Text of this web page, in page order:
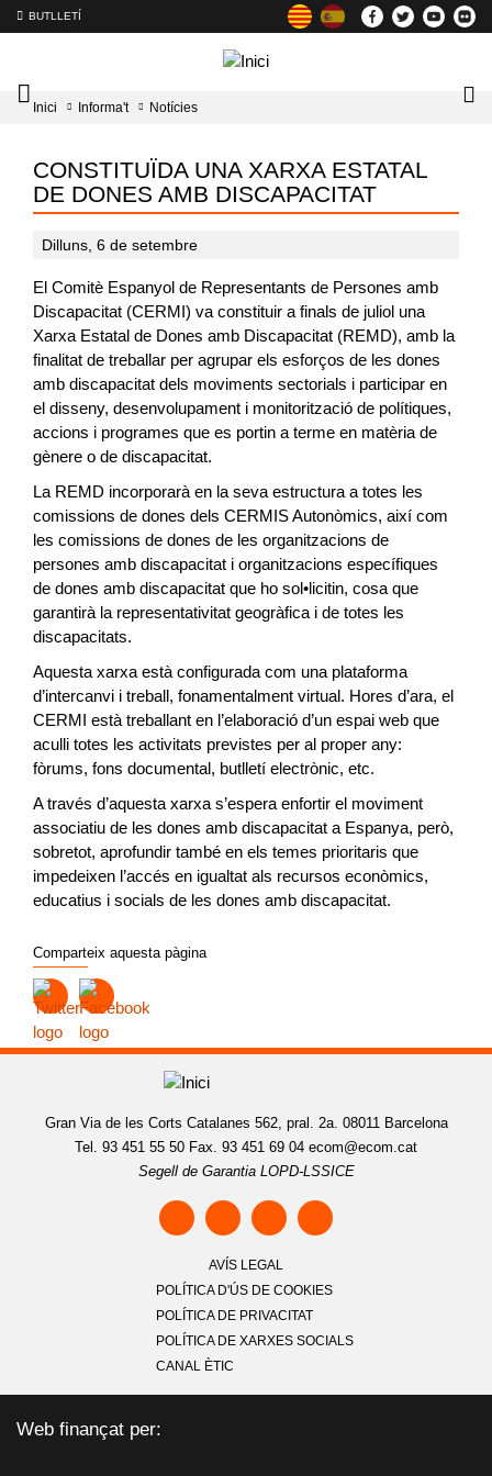
BUTLLETÍ
Mobile
menu
Inici Informa't Notícies
CONSTITUÏDA UNA XARXA ESTATAL
DE DONES AMB DISCAPACITAT
Dilluns, 6 de setembre
El Comitè Espanyol de Representants de Persones amb
Discapacitat (CERMI) va constituir a finals de juliol una
Xarxa Estatal de Dones amb Discapacitat (REMD), amb la
finalitat de treballar per agrupar els esforços de les dones
amb discapacitat dels moviments sectorials i participar en
el disseny, desenvolupament i monitorització de polítiques,
accions i programes que es portin a terme en matèria de
gènere o de discapacitat.
La REMD incorporarà en la seva estructura a totes les
comissions de dones dels CERMIS Autonòmics, així com
les comissions de dones de les organitzacions de
persones amb discapacitat i organitzacions específiques
de dones amb discapacitat que ho sol•licitin, cosa que
garantirà la representativitat geogràfica i de totes les
discapacitats.
Aquesta xarxa està configurada com una plataforma
d’intercanvi i treball, fonamentalment virtual. Hores d’ara, el
CERMI està treballant en l’elaboració d’un espai web que
aculli totes les activitats previstes per al proper any:
fòrums, fons documental, butlletí electrònic, etc.
A través d’aquesta xarxa s’espera enfortir el moviment
associatiu de les dones amb discapacitat a Espanya, però,
sobretot, aprofundir també en els temes prioritaris que
impedeixen l’accés en igualtat als recursos econòmics,
educatius i socials de les dones amb discapacitat.
Comparteix aquesta pàgina
Gran Via de les Corts Catalanes 562, pral. 2a. 08011 Barcelona
Tel. 93 451 55 50 Fax. 93 451 69 04 ecom@ecom.cat
Segell de Garantia LOPD-LSSICE
AVÍS LEGAL
POLÍTICA D'ÚS DE COOKIES
POLÍTICA DE PRIVACITAT
POLÍTICA DE XARXES SOCIALS
CANAL ÈTIC
Web finançat per: